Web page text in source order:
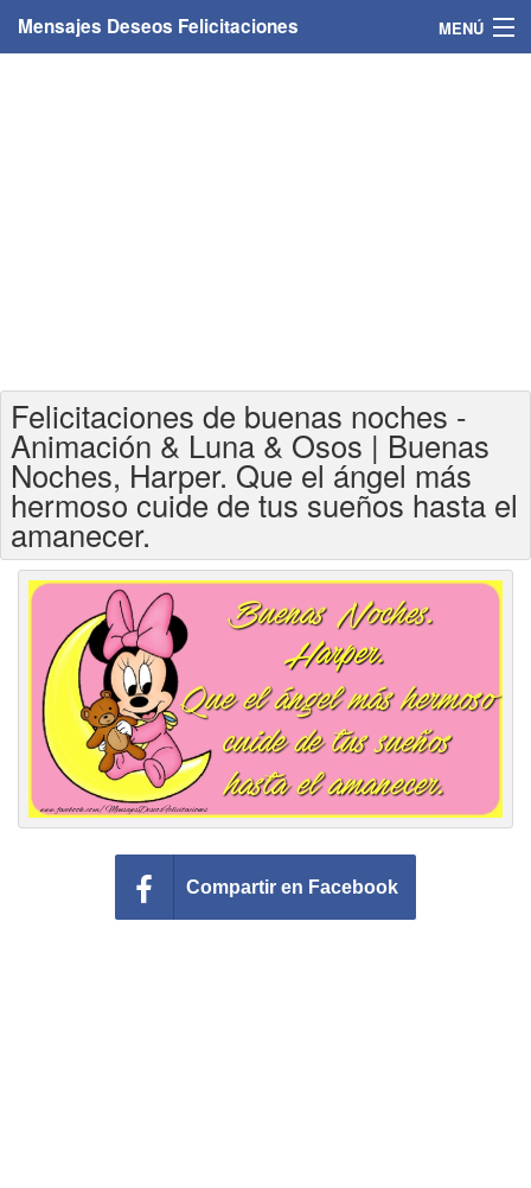
Mensajes Deseos Felicitaciones MENÚ
Felicitaciones para años
Felicitaciones días de la semana
Felicitaciones días del año
Felicitaciones musicales
Entrar
Felicitaciones de buenas noches -
Animación & Luna & Osos | Buenas
Noches, Harper. Que el ángel más
hermoso cuide de tus sueños hasta el
amanecer.
Compartir en Facebook